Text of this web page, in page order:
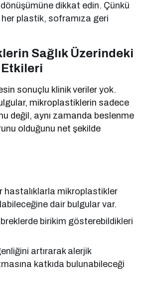
dikkat edin. Çünkü
her plastik, soframıza geri
Sağlık Üzerindeki
Etkileri
sonuçlu klinik veriler yok.
mikroplastiklerin sadece
değil, aynı zamanda beslenme
olduğunu net şekilde
hastalıklarla mikroplastikler
dair bulgular var.
birikim gösterebildikleri
artırarak alerjik
katkıda bulunabileceği